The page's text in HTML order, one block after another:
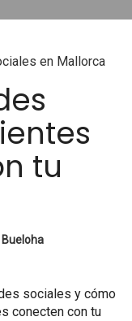
tu
sociales y cómo
conecten con tu